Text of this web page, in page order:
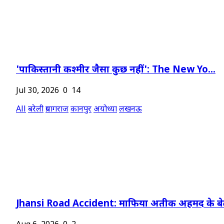
'पाकिस्तानी कश्मीर जैसा कुछ नहीं': The New Yo...
Jul 30, 2026 0 14
Allबरेलीप्रयागराजकानपुरअयोध्यालखनऊ
Jhansi Road Accident: माफिया अतीक अहमद के